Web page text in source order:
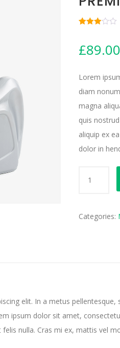
out of 5
based
rating
£89.00
Lorem
diam
magna
quis
aliquip ex
dolor in
CANS
Categories:
elit. In a metus pellentesque,
ipsum dolor sit amet,
nulla. Cras mi ex, mattis vel